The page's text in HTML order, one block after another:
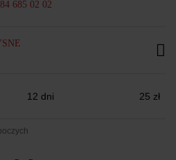
685 02 02
12 dni 25 zł